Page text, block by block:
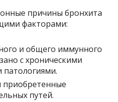
причины бронхита
факторами:
и общего иммунного
с хроническими
путей.